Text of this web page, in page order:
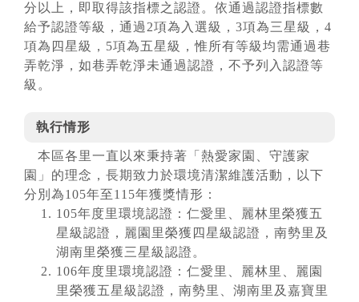
分以上，即取得該指標之認證。依通過認證指標數
給予認證等級，通過2項為入選級，3項為三星級，4
項為四星級，5項為五星級，惟所有等級均需通過巷
弄乾淨，如巷弄乾淨未通過認證，不予列入認證等
級。
執行情形
本區各里一直以來秉持著「熱愛家園、守護家
園」的理念，長期致力於環境清潔維護活動，以下
分別為105年至115年獲獎情形：
105年度里環境認證：仁愛里、麗林里榮獲五
星級認證，麗園里榮獲四星級認證，南勢里及
湖南里榮獲三星級認證。
106年度里環境認證：仁愛里、麗林里、麗園
里榮獲五星級認證，南勢里、湖南里及嘉寶里